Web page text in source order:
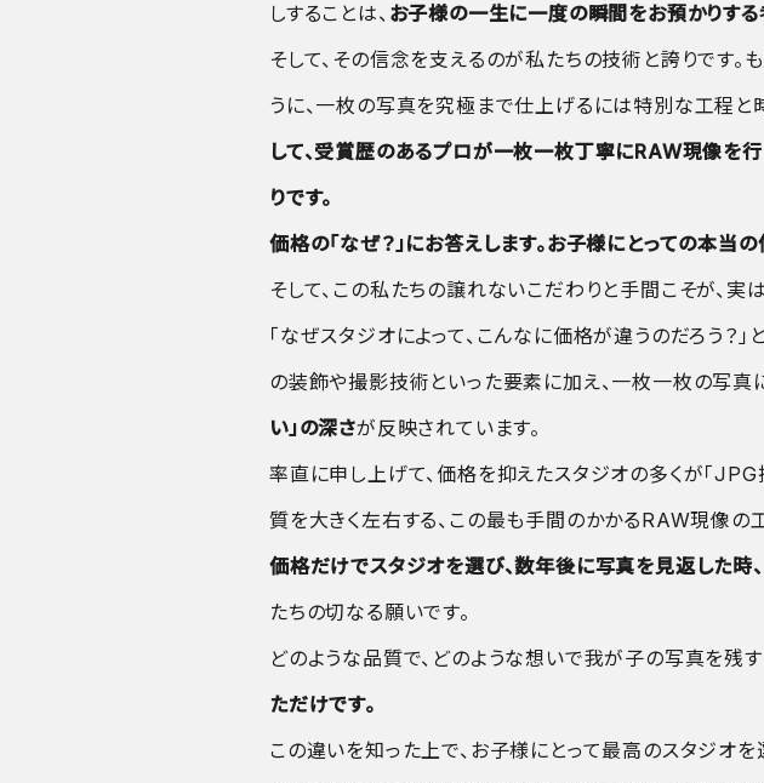
しすることは、 お子様の一生に一度の瞬間をお預かりす
そして、その信念を支えるのが私たちの技術と誇りです
うに、一枚の写真を究極まで仕上げるには特別な工程と
して、受賞歴のあるプロが一枚一枚丁寧にRAW現像を
りです。
価格の「なぜ？」にお答えします。お子様にとっての本当
そして、この私たちの譲れないこだわりと手間こそが、実
「なぜスタジオによって、こんなに価格が違うのだろう？
の装飾や撮影技術といった要素に加え、一枚一枚の写真
い」の深さが反映されています。
率直に申し上げて、価格を抑えたスタジオの多くが「
質を大きく左右する、この最も手間のかかるRAW現像の
価格だけでスタジオを選び、数年後に写真を見返した時、
たちの切なる願いです。
どのような品質で、どのような想いで我が子の写真を残す
ただけです。
この違いを知った上で、お子様にとって最高のスタジオ